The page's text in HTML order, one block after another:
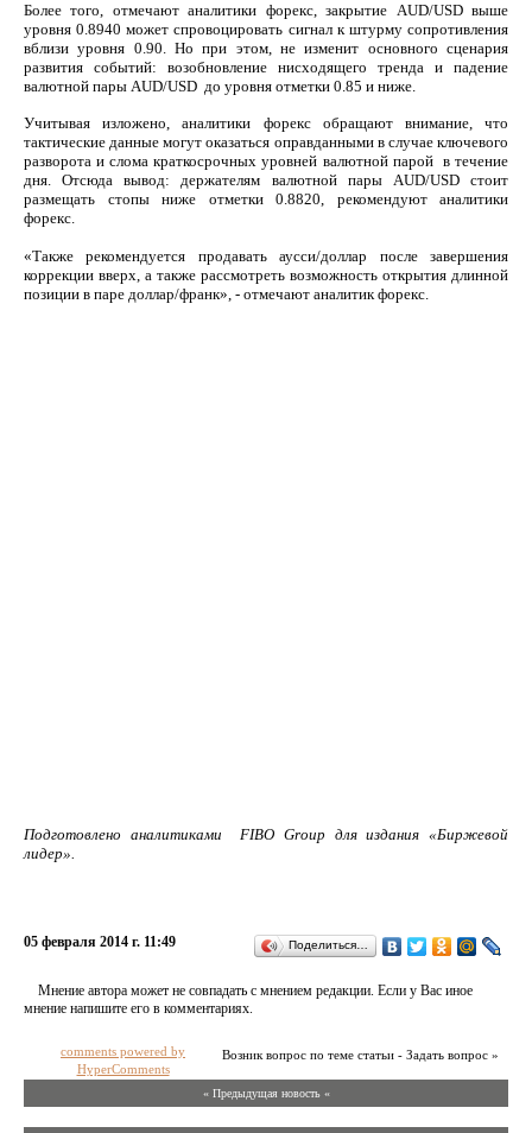
Более того, отмечают аналитики форекс, закрытие АUD/USD выше
уровня 0.8940 может спровоцировать сигнал к штурму сопротивления
вблизи уровня 0.90. Но при этом, не изменит основного сценария
развития событий: возобновление нисходящего тренда и падение
валютной пары AUD/USD до уровня отметки 0.85 и ниже.
Учитывая изложено, аналитики форекс обращают внимание, что
тактические данные могут оказаться оправданными в случае ключевого
разворота и слома краткосрочных уровней валютной парой в течение
дня. Отсюда вывод: держателям валютной пары AUD/USD стоит
размещать стопы ниже отметки 0.8820, рекомендуют аналитики
форекс.
«Также рекомендуется продавать аусси/доллар после завершения
коррекции вверх, а также рассмотреть возможность открытия длинной
позиции в паре доллар/франк», - отмечают аналитик форекс.
Подготовлено аналитиками FIBO Group для издания «Биржевой
лидер».
05 февраля 2014 г. 11:49 Поделиться…
Мнение автора может не совпадать с мнением редакции. Если у Вас иное
мнение напишите его в комментариях.
Возник вопрос по теме статьи - Задать вопрос »
comments powered by
HyperComments
« Предыдущая новость «